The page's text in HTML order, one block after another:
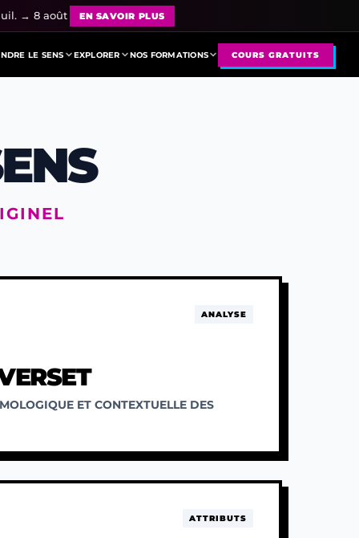
juil. → 8 août EN SAVOIR PLUS
LE SENS EXPLORER NOS FORMATIONS COURS GRATUITS
ANALYSE
ET CONTEXTUELLE DES
ATTRIBUTS